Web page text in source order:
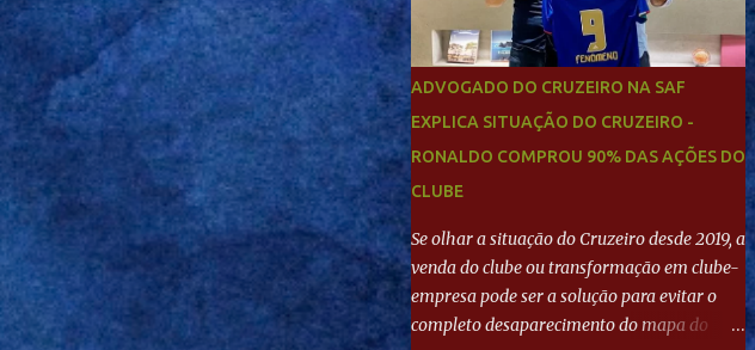
ADVOGADO DO CRUZEIRO NA SAF
EXPLICA SITUAÇÃO DO CRUZEIRO -
RONALDO COMPROU 90% DAS AÇÕES DO
CLUBE
Se olhar a situação do Cruzeiro desde 2019, a
venda do clube ou transformação em clube-
empresa pode ser a solução para evitar o
completo desaparecimento do mapa do